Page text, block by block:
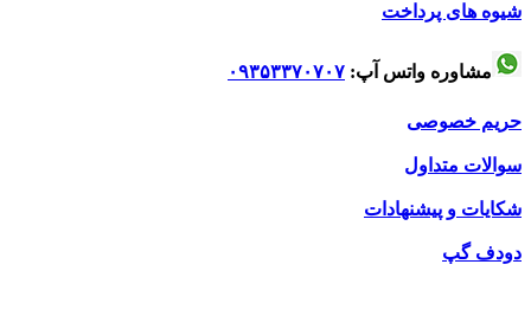
شیوه های پرداخت
مشاوره واتس آپ: ۰۹۳۵۳۳۷۰۷۰۷
حریم خصوصی
سوالات متداول
شکایات و پیشنهادات
دودف گپ